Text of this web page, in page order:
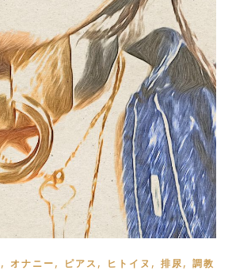
, オナニー, ピアス , ヒトイヌ , 排尿, 調教